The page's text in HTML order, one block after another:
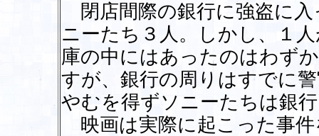
閉店間際の銀行に強盗に
ニーたち３人。しかし、１
庫の中にはあったのはわず
すが、銀行の周りはすでに
やむを得ずソニーたちは銀
映画は実際に起こった事